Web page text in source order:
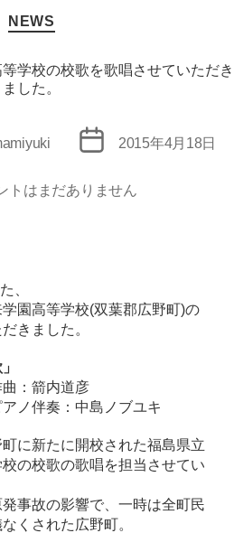
カ
テ
リ
ー
NEWS
学校の校歌を歌唱させていただき
ました。
投
日
2015年4月18日
トはまだありません
、
園高等学校(双葉郡広野町)の
きました。
：箭内道彦
ノ伴奏：中島ノブユキ
町に新たに開校された福島県立
の校歌の歌唱を担当させてい
事故の影響で、一時は全町民
くされた広野町。